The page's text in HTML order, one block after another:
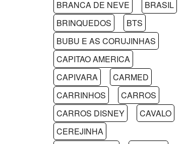
BRANCA DE NEVE
BRASIL
BRINQUEDOS
BTS
BUBU E AS CORUJINHAS
CAPITAO AMERICA
CAPIVARA
CARMED
CARRINHOS
CARROS
CARROS DISNEY
CAVALO
CEREJINHA